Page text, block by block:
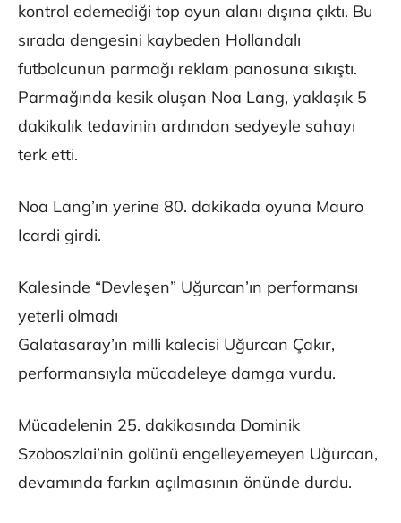
kontrol edemediği top oyun alanı dışına çıktı. Bu
sırada dengesini kaybeden Hollandalı
futbolcunun parmağı reklam panosuna sıkıştı.
Parmağında kesik oluşan Noa Lang, yaklaşık 5
dakikalık tedavinin ardından sedyeyle sahayı
terk etti.
Noa Lang’ın yerine 80. dakikada oyuna Mauro
Icardi girdi.
Kalesinde “Devleşen” Uğurcan’ın performansı
yeterli olmadı
Galatasaray’ın milli kalecisi Uğurcan Çakır,
performansıyla mücadeleye damga vurdu.
Mücadelenin 25. dakikasında Dominik
Szoboszlai’nin golünü engelleyemeyen Uğurcan,
devamında farkın açılmasının önünde durdu.